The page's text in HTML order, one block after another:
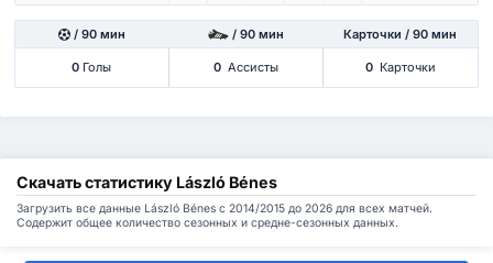
/ 90 мин / 90 мин Карточки / 90 мин
0 Голы 0 Ассисты 0 Карточки
Скачать статистику László Bénes
Загрузить все данные László Bénes с 2014/2015 до 2026 для всех матчей.
Содержит общее количество сезонных и средне-сезонных данных.